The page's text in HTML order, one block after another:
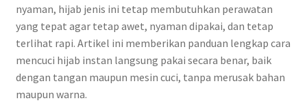
nyaman, hijab jenis ini tetap membutuhkan perawatan
yang tepat agar tetap awet, nyaman dipakai, dan tetap
terlihat rapi. Artikel ini memberikan panduan lengkap cara
mencuci hijab instan langsung pakai secara benar, baik
dengan tangan maupun mesin cuci, tanpa merusak bahan
maupun warna.